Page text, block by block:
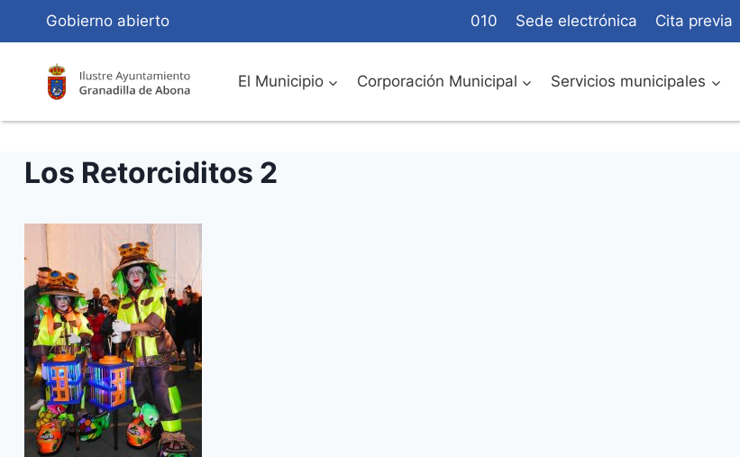
Contenido
Gobierno abierto 010 Sede electrónica Cita previa
El Municipio Corporación Municipal Servicios municipales
Los Retorciditos 2